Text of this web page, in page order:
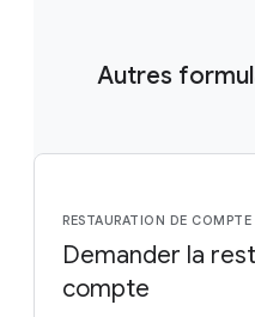
Autres
RESTAURATION DE COMPTE
Demander la
compte